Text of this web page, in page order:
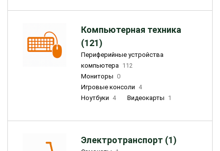
Компьютерная техника
(121)
Периферийные устройства
компьютера 112
Мониторы 0
Игровые консоли 4
Ноутбуки 4 Видеокарты 1
Электротранспорт (1)